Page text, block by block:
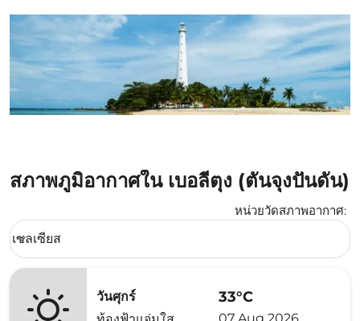
สภาพภูมิอากาศใน เบอลีตุง (ตันจุงปันดัน)
หน่วยวัดสภาพอากาศ:
Weather unit option เซลเซียส Selected
เซลเซียส
keyboard_arrow_down
วันศุกร์
33°C
07 Aug 2026